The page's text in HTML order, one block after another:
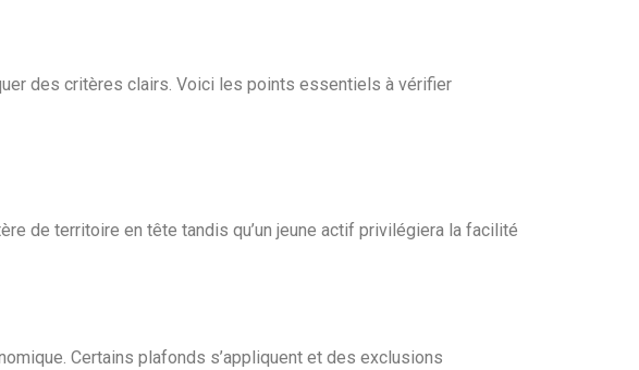
des critères clairs. Voici les points essentiels à vérifier
de territoire en tête tandis qu’un jeune actif privilégiera la facilité
Certains plafonds s’appliquent et des exclusions